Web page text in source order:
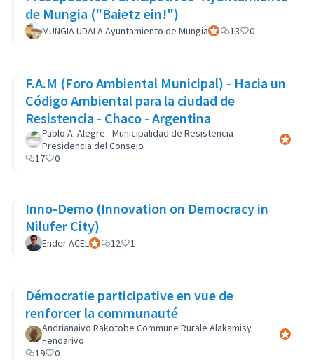
de Mungia ("Baietz ein!")
MUNGIA UDALA Ayuntamiento de MungiaParticipant officiel
13 0
F.A.M (Foro Ambiental Municipal) - Hacia un
Código Ambiental para la ciudad de
Resistencia - Chaco - Argentina
Pablo A. Alegre - Municipalidad de Resistencia -
Presidencia del Consejo
17
0
Inno-Demo (Innovation on Democracy in
Nilufer City)
Ender ACELParticipant officiel
12 1
Démocratie participative en vue de
renforcer la communauté
Andrianaivo Rakotobe Commune Rurale Alakamisy
Fenoarivo
19
0